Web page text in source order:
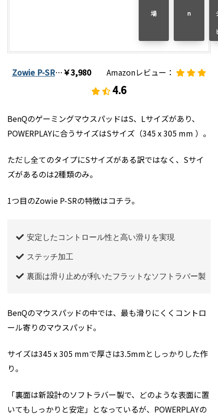
場 n
Zowie P-SR…￥3,980Amazonレビュー：
4.6
BenQのゲーミングマウスパッドはS、Lサイズがあり、
POWERPLAYに合うサイズはSサイズ（345 x 305 mm ）。
ただし全てのタイプにSサイズがある訳ではなく、Sサイ
ズがあるのは2種類のみ。
1つ目のZowie P-SRの特徴はコチラ。
安定したコントロール性と高い滑りを実現
ステッチ加工
裏面は滑り止めが利いたフラットなソフトラバー製
BenQのマウスパッドの中では、最も滑りにくくコントロ
ール寄りのマウスパッド。
サイズは345 x 305 mmで厚さは3.5mmとしっかりした作
り。
「裏面は新設計のソフトラバー製で、どのような表面に置
いてもしっかりと安定」となっているが、POWERPLAYの